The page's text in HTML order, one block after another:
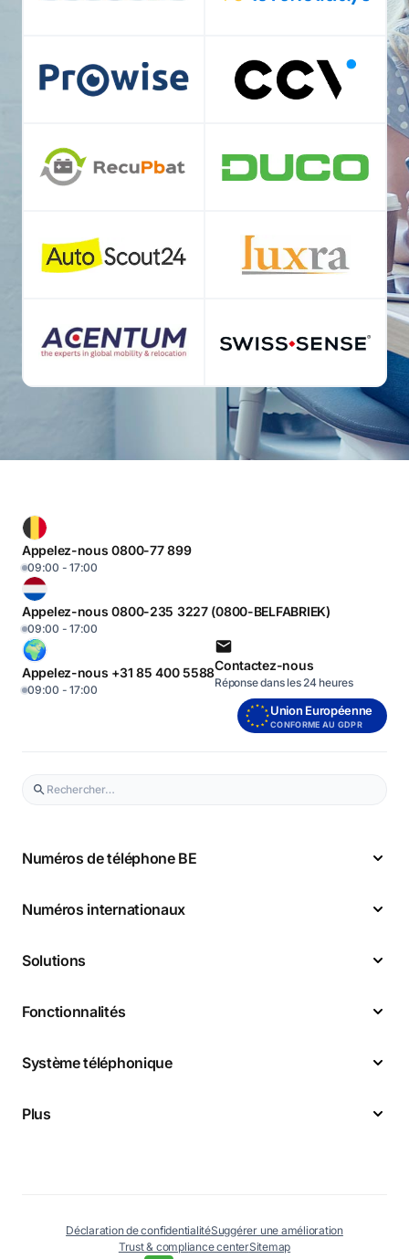
Appelez-nous 0800-77 899
09:00 - 17:00
Appelez-nous 0800-235 3227 (0800-BELFABRIEK)
09:00 - 17:00
Appelez-nous +31 85 400 5588
09:00 - 17:00
Contactez-nous
Réponse dans les 24 heures
Union Européenne
CONFORME AU GDPR
Numéros de téléphone BE
Numéros internationaux
Solutions
Fonctionnalités
Système téléphonique
Plus
Déclaration de confidentialitéSuggérer une amélioration
Trust & compliance centerSitemap